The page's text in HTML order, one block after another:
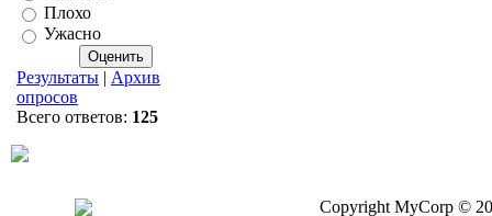
Плохо
Ужасно
Результаты | Архив
опросов
Всего ответов: 125
Copyright MyCorp ©